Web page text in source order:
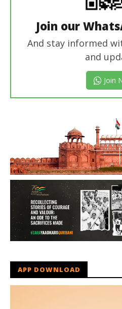
Join our
And stay informed
and
Join
APP DOWNLOAD